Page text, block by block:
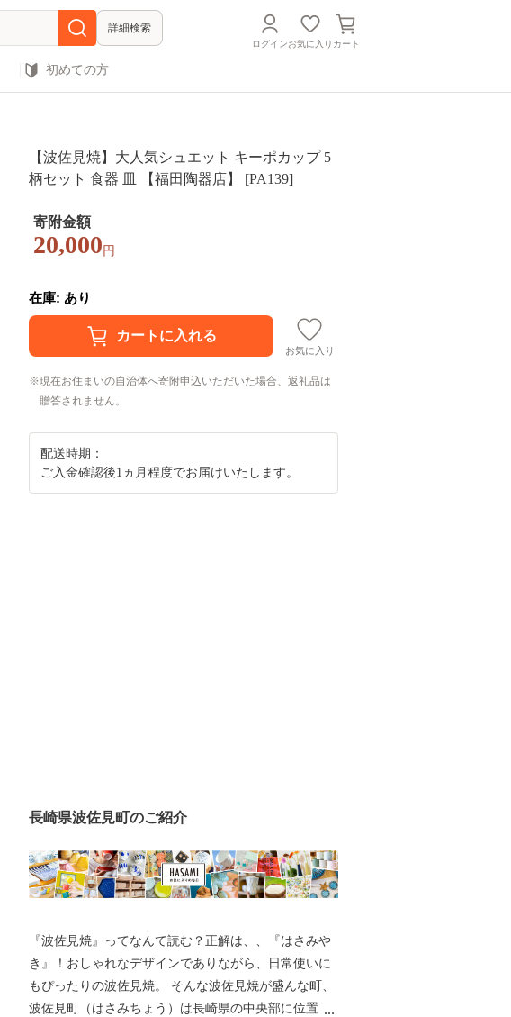
詳細検索
ログインお気に入り カート
初めての方
【波佐見焼】大人気シュエット キーポカップ 5
柄セット 食器 皿 【福田陶器店】 [PA139]
寄附金額
20,000 円
在庫: あり
お気に入り
現在お住まいの自治体へ寄附申込いただいた場合、返礼品は
贈答されません。
配送時期：
ご入金確認後1ヵ月程度でお届けいたします。
長崎県波佐見町のご紹介
『波佐見焼』ってなんて読む？正解は、、『はさみや
き』！おしゃれなデザインでありながら、日常使いに
もぴったりの波佐見焼。 そんな波佐見焼が盛んな町、
波佐見町（はさみちょう）は長崎県の中央部に位置